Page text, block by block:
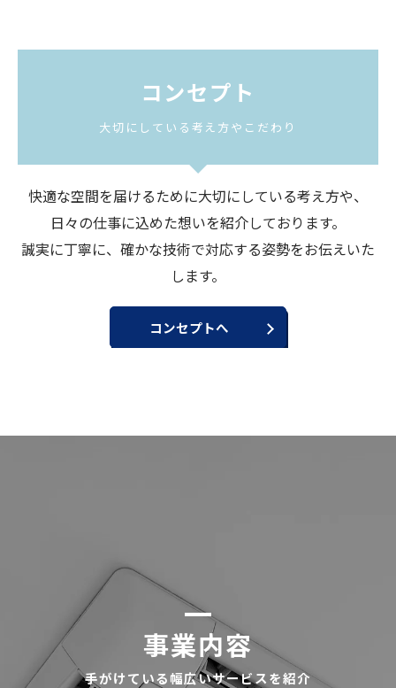
コンセプト
大切にしている考え方やこだわり
快適な空間を届けるために大切にしている考え方や、
日々の仕事に込めた想いを紹介しております。
誠実に丁寧に、確かな技術で対応する姿勢をお伝えいた
します。
コンセプトへ
手がけている幅広いサービスを紹介
事業内容